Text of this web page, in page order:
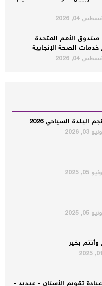
2026
الأمم المتحدة
الصحة الإنجابية
2026
السياحي 2026
بخير
تقويم الأسنان - عيديد -